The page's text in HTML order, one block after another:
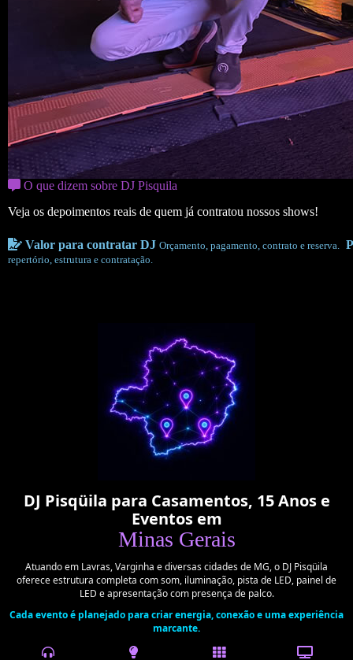
O que dizem sobre DJ Pisquila
Veja os depoimentos reais de quem já contratou nossos shows!
Valor para contratar DJ Orçamento, pagamento, contrato e reserva.
repertório, estrutura e contratação.
DJ Pisqüila para Casamentos, 15 Anos e
Eventos em
Minas Gerais
Atuando em Lavras, Varginha e diversas cidades de MG, o DJ Pisqüila
oferece estrutura completa com som, iluminação, pista de LED, painel de
LED e apresentação com presença de palco.
Cada evento é planejado para criar energia, conexão e uma experiência
marcante.